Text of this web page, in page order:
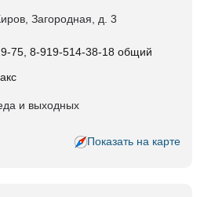
Загородная, д. 3
75, 8-919-514-38-18 общий
и выходных
Показать на карте